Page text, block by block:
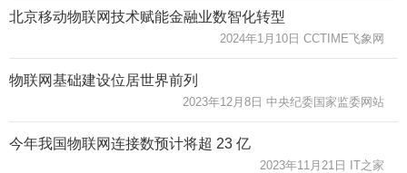
北京移动物联网技术赋能金融业数智化转型
2024年1月10日 CCTIME飞象网
物联网基础建设位居世界前列
2023年12月8日 中央纪委国家监委网站
今年我国物联网连接数预计将超 23 亿
2023年11月21日 IT之家